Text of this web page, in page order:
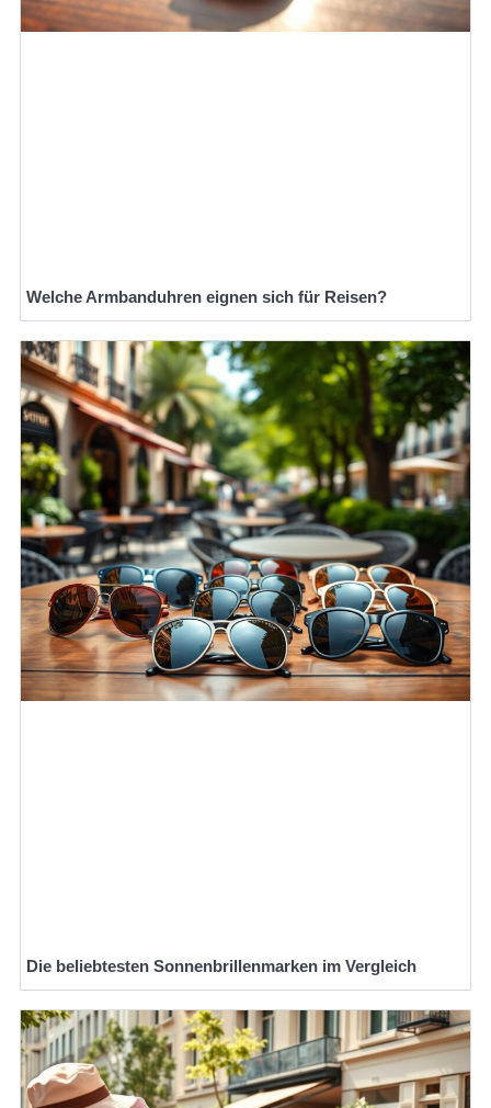
Welche Armbanduhren eignen sich für Reisen?
Die beliebtesten Sonnenbrillenmarken im Vergleich